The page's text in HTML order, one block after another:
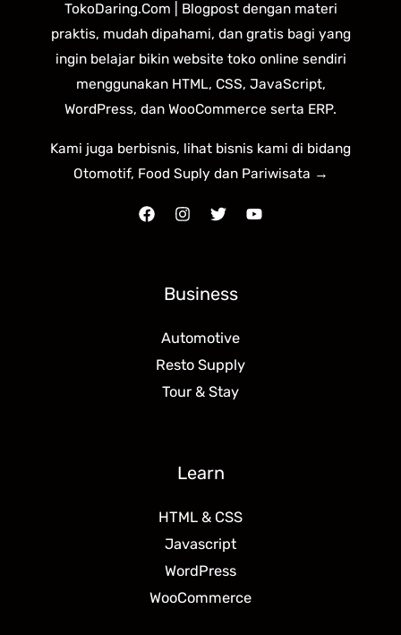
TokoDaring.Com | Blogpost dengan materi
praktis, mudah dipahami, dan gratis bagi yang
ingin belajar bikin website toko online sendiri
menggunakan HTML, CSS, JavaScript,
WordPress, dan WooCommerce serta ERP.
Kami juga berbisnis, lihat bisnis kami di bidang
Otomotif, Food Suply dan Pariwisata →
Business
Automotive
Resto Supply
Tour & Stay
Learn
HTML & CSS
Javascript
WordPress
WooCommerce